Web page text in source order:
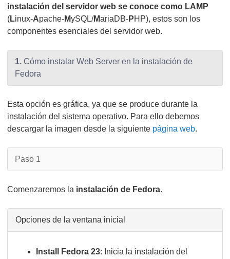
instalación del servidor web se conoce como LAMP
(Linux-Apache-MySQL/MariaDB-PHP), estos son los
componentes esenciales del servidor web.
1. Cómo instalar Web Server en la instalación de
Fedora
Esta opción es gráfica, ya que se produce durante la
instalación del sistema operativo. Para ello debemos
descargar la imagen desde la siguiente página web.
Paso 1
Comenzaremos la instalación de Fedora.
Opciones de la ventana inicial
Install Fedora 23: Inicia la instalación del